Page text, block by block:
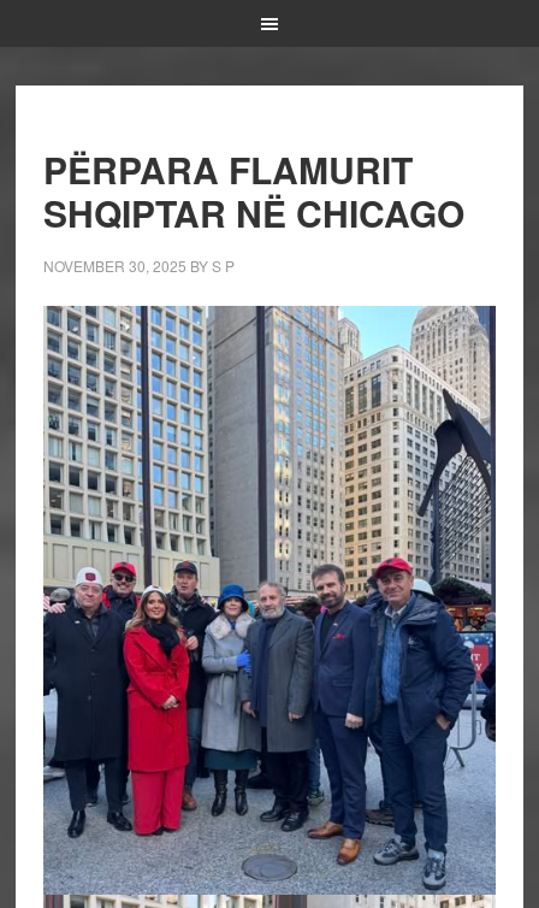
PËRPARA FLAMURIT
SHQIPTAR NË CHICAGO
NOVEMBER 30, 2025 BYS P